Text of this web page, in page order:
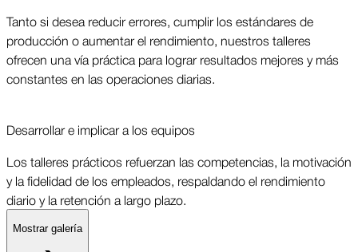
Tanto si desea reducir errores, cumplir los estándares de
producción o aumentar el rendimiento, nuestros talleres
ofrecen una vía práctica para lograr resultados mejores y más
constantes en las operaciones diarias.
Desarrollar e implicar a los equipos
Los talleres prácticos refuerzan las competencias, la motivación
y la fidelidad de los empleados, respaldando el rendimiento
diario y la retención a largo plazo.
Mostrar galería